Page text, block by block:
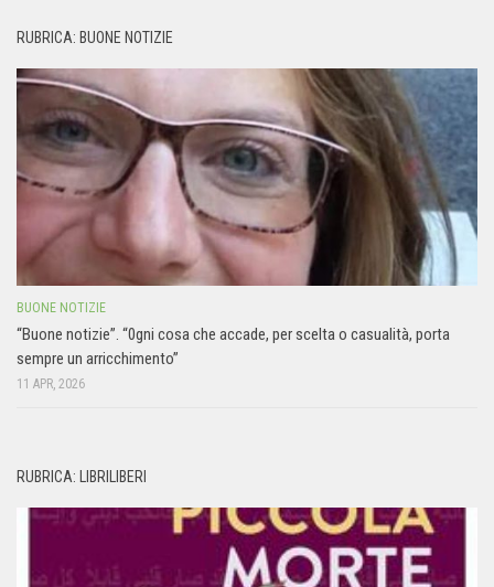
RUBRICA: BUONE NOTIZIE
BUONE NOTIZIE
“Buone notizie”. “0gni cosa che accade, per scelta o casualità, porta
sempre un arricchimento”
11 APR, 2026
RUBRICA: LIBRILIBERI